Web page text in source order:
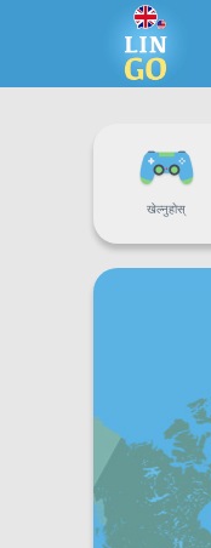
खेल्नुहोस्